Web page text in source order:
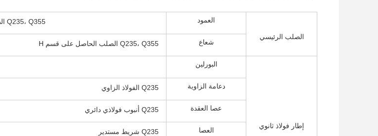
الصلب الرئيسي
العمود Q235، Q355 الصلب الحاصل على قسم H
شعاع Q235، Q355 الصلب الحاصل على قسم H
إطار فولاذ ثانوي
البورلين
دعامة الزاوية Q235 الفولاذ الزاوي
عصا العقدة Q235 أنبوب فولاذي دائري
العصا Q235 شريط مستدير